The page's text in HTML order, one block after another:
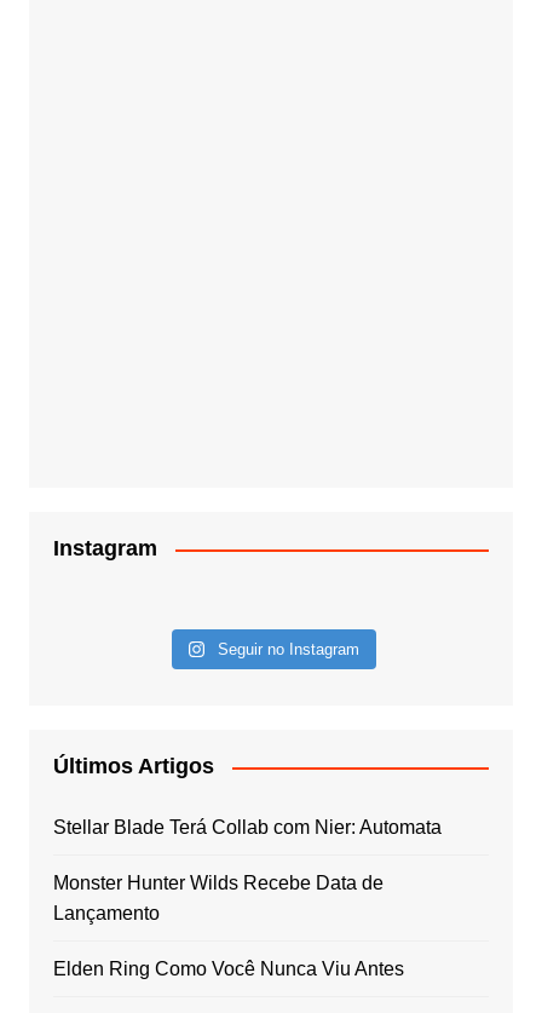
Instagram
Seguir no Instagram
Últimos Artigos
Stellar Blade Terá Collab com Nier: Automata
Monster Hunter Wilds Recebe Data de
Lançamento
Elden Ring Como Você Nunca Viu Antes